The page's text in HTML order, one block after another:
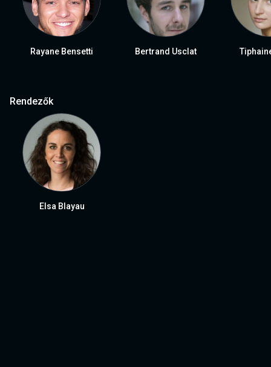
Rayane Bensetti Bertrand Usclat
Rendezők
Elsa Blayau